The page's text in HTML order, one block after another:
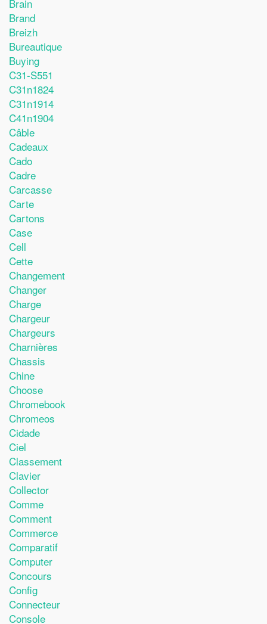
Brain
Brand
Breizh
Bureautique
Buying
C31-S551
C31n1824
C31n1914
C41n1904
Câble
Cadeaux
Cado
Cadre
Carcasse
Carte
Cartons
Case
Cell
Cette
Changement
Changer
Charge
Chargeur
Chargeurs
Charnières
Chassis
Chine
Choose
Chromebook
Chromeos
Cidade
Ciel
Classement
Clavier
Collector
Comme
Comment
Commerce
Comparatif
Computer
Concours
Config
Connecteur
Console